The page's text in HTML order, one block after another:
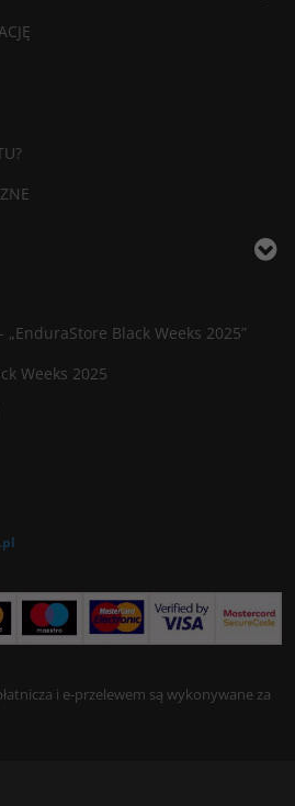
„EnduraStore Black Weeks 2025”
Weeks 2025
i e-przelewem są wykonywane za